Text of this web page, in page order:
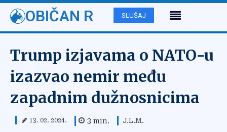
OBIČAN R SLUŠAJ
Trump izjavama o NATO-u
izazvao nemir među
zapadnim dužnosnicima
13. 02. 2024. 3 min. J.L.M.